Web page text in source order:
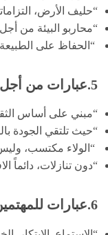
“حليف الأرض،
“محاربو البيئة من
“الحفاظ على
5.عبارات من أجل ركائز الثقة
“مبني على أساس
“حيث تلتقي الجودة
“الولاء مكتسب،
“دون تنازلات، دائماً
6.عبارات للمهتمين بالعملاء